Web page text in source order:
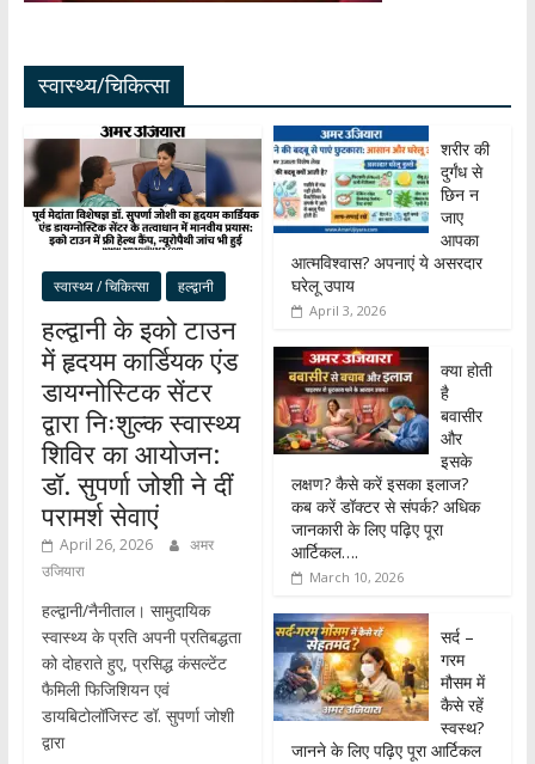
स्वास्थ्य/चिकित्सा
स्वास्थ्य / चिकित्सा हल्द्वानी
हल्द्वानी के इको टाउन
में हृदयम कार्डियक एंड
डायग्नोस्टिक सेंटर
द्वारा निःशुल्क स्वास्थ्य
शिविर का आयोजन:
डॉ. सुपर्णा जोशी ने दीं
परामर्श सेवाएं
April 26, 2026
अमर
उजियारा
हल्द्वानी/नैनीताल। सामुदायिक
स्वास्थ्य के प्रति अपनी प्रतिबद्धता
को दोहराते हुए, प्रसिद्ध कंसल्टेंट
फैमिली फिजिशियन एवं
डायबिटोलॉजिस्ट डॉ. सुपर्णा जोशी
द्वारा
शरीर की
दुर्गंध से
छिन न
जाए
आपका
आत्मविश्वास? अपनाएं ये असरदार
घरेलू उपाय
April 3, 2026
क्या होती
है
बवासीर
और
इसके
लक्षण? कैसे करें इसका इलाज?
कब करें डॉक्टर से संपर्क? अधिक
जानकारी के लिए पढ़िए पूरा
आर्टिकल….
March 10, 2026
सर्द –
गरम
मौसम में
कैसे रहें
स्वस्थ?
जानने के लिए पढ़िए पूरा आर्टिकल